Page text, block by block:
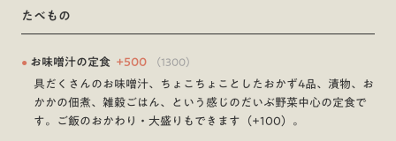
たべもの
● お味噌汁の定食 +500 （1300）
具だくさんのお味噌汁、ちょこちょことしたおかず4品、漬物、お
かかの佃煮、雑穀ごはん、という感じのだいぶ野菜中心の定食で
す。ご飯のおかわり・大盛りもできます（+100）。